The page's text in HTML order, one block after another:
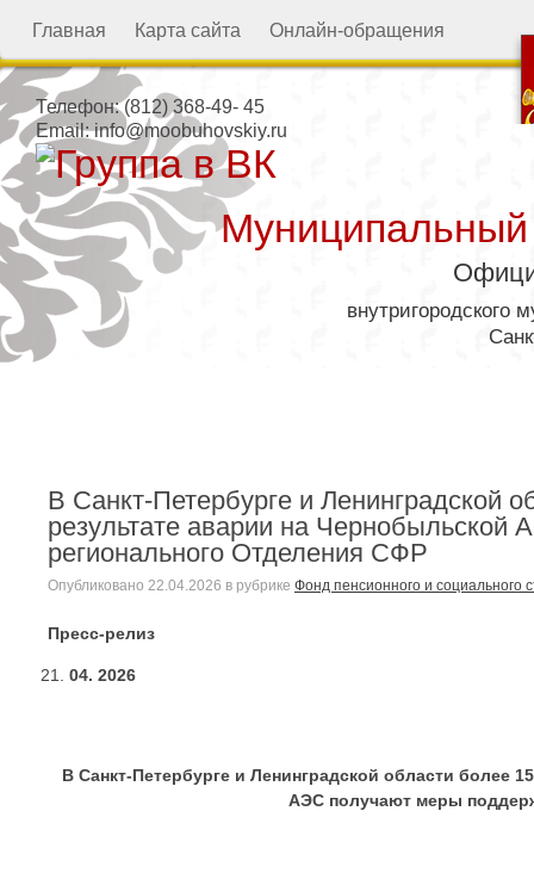
Главная Карта сайта Онлайн-обращения
Телефон:(812) 368-49- 45
Email:info@moobuhovskiy.ru
внутригородского
В Санкт-Петербурге и Ленинградской
результате аварии на
регионального Отделения СФР
Опубликовано 22.04.2026 в рубрике Фонд пенсионного и социального
Пресс-релиз
04. 2026
В Санкт-Петербурге и Ленинградской области более
АЭС получают меры